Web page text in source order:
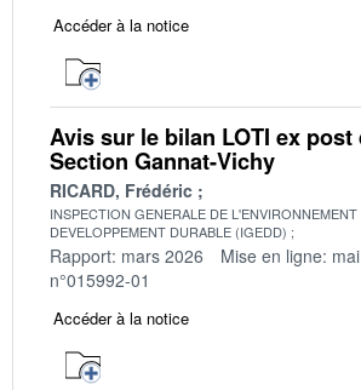
Accéder à la notice
Avis sur le bilan LOTI ex post
Section Gannat-Vichy
RICARD, Frédéric
INSPECTION GENERALE DE L'ENVIRONNEMENT
DEVELOPPEMENT DURABLE (IGEDD)
Rapport: mars 2026 Mise en ligne:
n°015992-01
Accéder à la notice